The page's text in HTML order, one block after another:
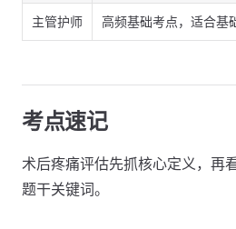
主管护师 高频基础考点，适合基
考点速记
术后疼痛评估先抓核心定义，再
题干关键词。